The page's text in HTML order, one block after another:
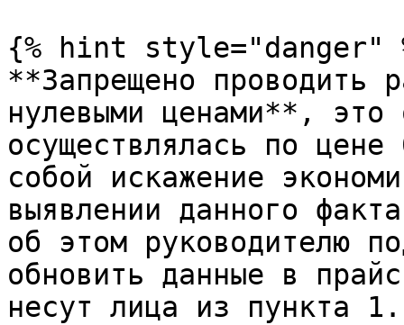
{% hint style="danger"
**Запрещено проводить
нулевыми ценами**, это
осуществлялась по
собой искажение
выявлении данного
об этом руководителю
обновить данные в
несут лица из пункта 1.